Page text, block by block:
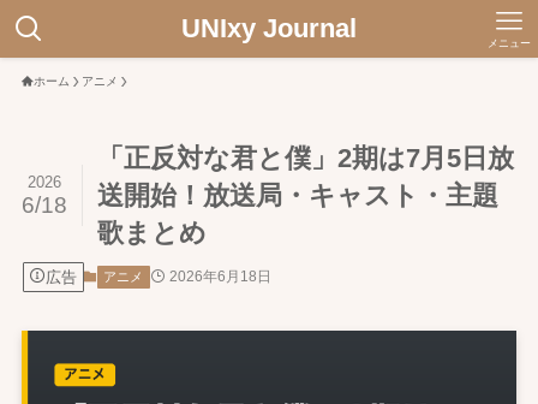
UNIxy Journal メニュー
ホーム アニメ
「正反対な君と僕」2期は7月5日放
送開始！放送局・キャスト・主題
歌まとめ
2026
6/18
広告 アニメ 2026年6月18日